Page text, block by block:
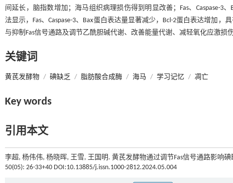
间延长，脑指数增加；海马组织病理损伤得到明显改善；Fas、Caspase-3
法显示，Fas、Caspase-3、Bax蛋白表达量显著减少，Bcl-2蛋白表达增加
与抑制Fas信号通路及调节乙酰胆碱代谢、改善能量代谢、减轻氧化应激损
关键词
黄芪发酵物 / 碘缺乏 / 脂肪酸合成酶 / 海马 / 学习记忆 / 凋亡
Key words
引用本文
李超, 杨伟伟, 杨晓晖, 王雪, 王国明. 黄芪发酵物通过调节Fas信号通路影响
50(05): 26-33+40 DOI:10.13885/j.issn.1000-2812.2024.05.004